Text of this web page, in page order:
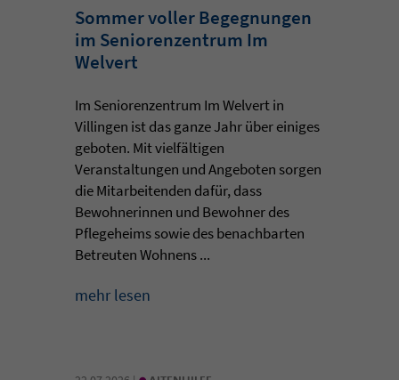
Sommer voller Begegnungen
im Seniorenzentrum Im
Welvert
Im Seniorenzentrum Im Welvert in
Villingen ist das ganze Jahr über einiges
geboten. Mit vielfältigen
Veranstaltungen und Angeboten sorgen
die Mitarbeitenden dafür, dass
Bewohnerinnen und Bewohner des
Pflegeheims sowie des benachbarten
Betreuten Wohnens ...
mehr lesen